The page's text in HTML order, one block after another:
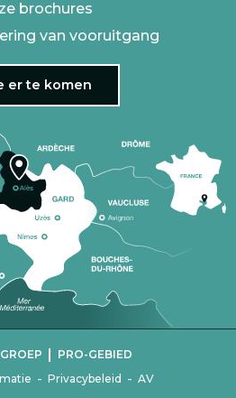
brochures
van vooruitgang
er te komen
- Privacybeleid - AV
| PRO-GEBIED